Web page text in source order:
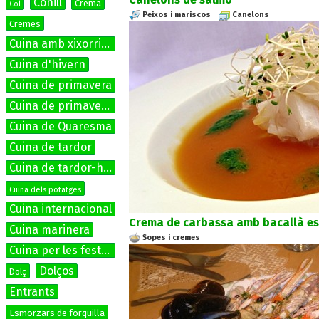
Col
Crema
Cremes
Cuina amb xixorrites
Cuina d'hivern
Cuina de primavera
Cuina de primavera-estiu
Cuina de Quaresma
Cuina de tardor
Cuina de tardor-hivern
Cuina dels potatges
Cuina internacional
Cuina marinera
Cuina per les festes
Dolç
Dolços
Entrants
Esmorzars de forquilla
Peixos i mariscos Canelons
Crema de carbassa amb bacallà
Sopes i cremes